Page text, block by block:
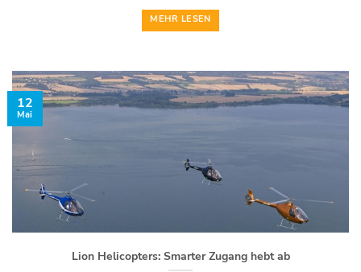
MEHR LESEN
Lion Helicopters: Smarter Zugang hebt ab
12
Mai